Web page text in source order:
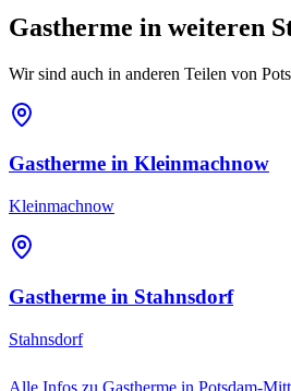
Gastherme in weiteren
Wir sind auch in anderen Teilen von
Gastherme in Kleinmachnow
Kleinmachnow
Gastherme in Stahnsdorf
Stahnsdorf
Alle Infos zu Gastherme in Potsdam-